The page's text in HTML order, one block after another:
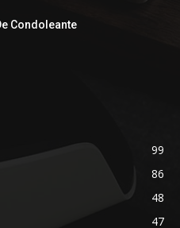
Condoleante
99
86
48
47